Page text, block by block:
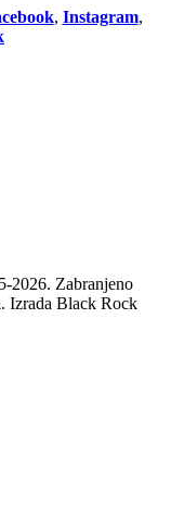
, Instagram,
2026. Zabranjeno
Izrada Black Rock